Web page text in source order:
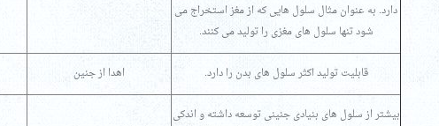
دارد. به عنوان مثال سلول هایی که از مغز استخراج می
شود تنها سلول های مغزی را تولید می کنند.
قابلیت تولید اکثر سلول های بدن را دارد. اهدا از جنین
بیشتر از سلول های بنیادی جنینی توسعه داشته و اندکی